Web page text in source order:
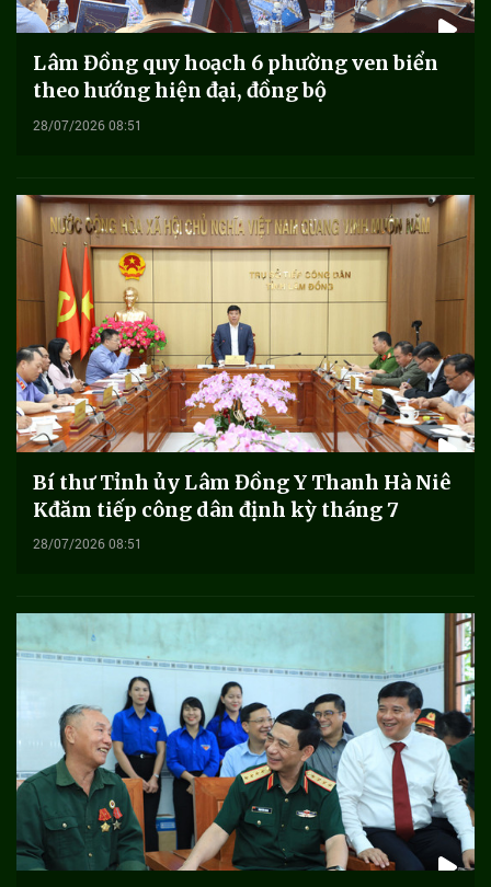
Lâm Đồng quy hoạch 6 phường ven biển
theo hướng hiện đại, đồng bộ
28/07/2026 08:51
Bí thư Tỉnh ủy Lâm Đồng Y Thanh Hà Niê
Kđăm tiếp công dân định kỳ tháng 7
28/07/2026 08:51